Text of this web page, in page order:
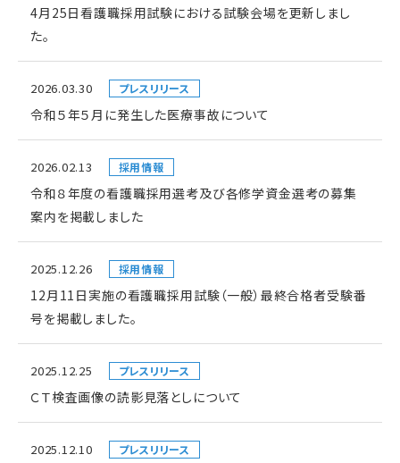
4月25日看護職採用試験における試験会場を更新しまし
た。
2026.03.30 プレスリリース
令和５年５月に発生した医療事故について
2026.02.13 採用情報
令和８年度の看護職採用選考及び各修学資金選考の募集
案内を掲載しました
2025.12.26 採用情報
12月11日実施の看護職採用試験（一般）最終合格者受験番
号を掲載しました。
2025.12.25 プレスリリース
ＣＴ検査画像の読影見落としについて
2025.12.10 プレスリリース